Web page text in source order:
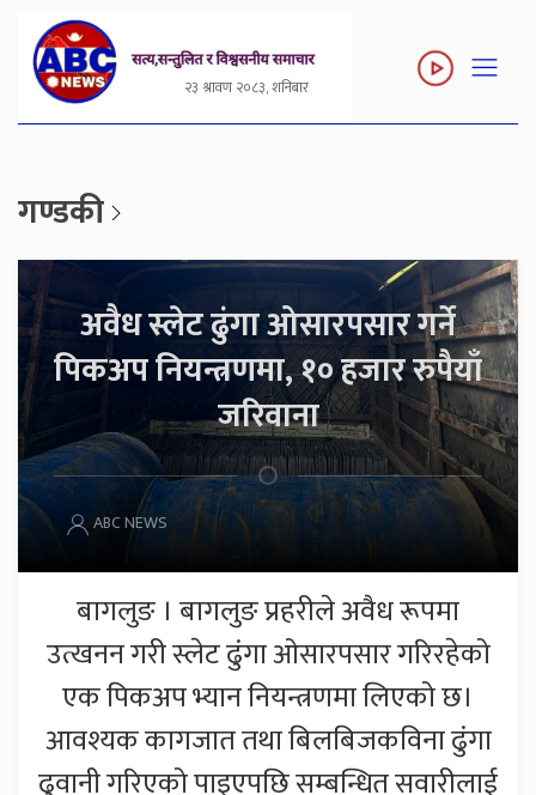
२३ श्रावण २०८३, शनिबार
गण्डकी
अवैध स्लेट ढुंगा ओसारपसार गर्ने
पिकअप नियन्त्रणमा, १० हजार रुपैयाँ
जरिवाना
ABC NEWS
बागलुङ । बागलुङ प्रहरीले अवैध रूपमा
उत्खनन गरी स्लेट ढुंगा ओसारपसार गरिरहेको
एक पिकअप भ्यान नियन्त्रणमा लिएको छ।
आवश्यक कागजात तथा बिलबिजकविना ढुंगा
ढुवानी गरिएको पाइएपछि सम्बन्धित सवारीलाई